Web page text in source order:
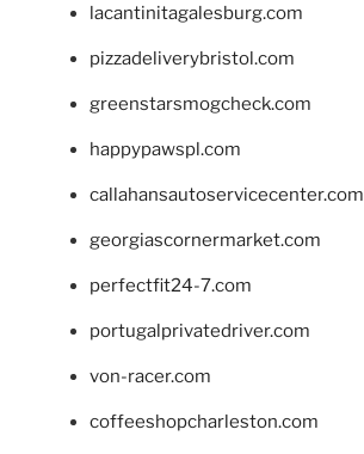
lacantinitagalesburg.com
pizzadeliverybristol.com
greenstarsmogcheck.com
happypawspl.com
callahansautoservicecenter.com
georgiascornermarket.com
perfectfit24-7.com
portugalprivatedriver.com
von-racer.com
coffeeshopcharleston.com